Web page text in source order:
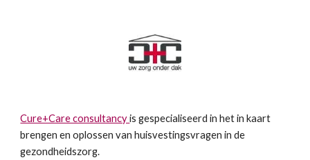
Cure+Care consultancy is gespecialiseerd in het in kaart
brengen en oplossen van huisvestingsvragen in de
gezondheidszorg.